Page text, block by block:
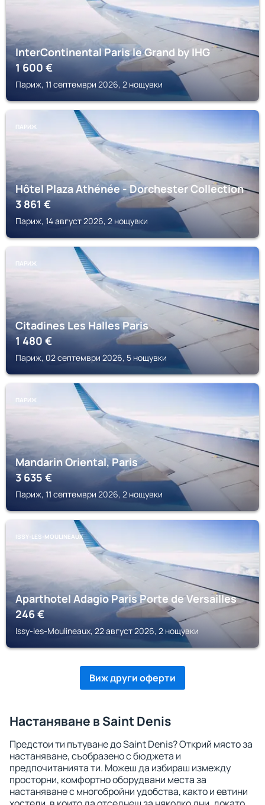
InterContinental Paris le Grand by IHG
1 600€
Париж, 11 септември 2026, 2 нощувки
ПАРИЖ
Hôtel Plaza Athénée - Dorchester Collection
3 861€
Париж, 14 август 2026, 2 нощувки
ПАРИЖ
Citadines Les Halles Paris
1 480€
Париж, 02 септември 2026, 5 нощувки
ПАРИЖ
Mandarin Oriental, Paris
3 635€
Париж, 11 септември 2026, 2 нощувки
ISSY-LES-MOULINEAUX
Aparthotel Adagio Paris Porte de Versailles
246€
Issy-les-Moulineaux, 22 август 2026, 2 нощувки
Виж други оферти
Настаняване в Saint Denis
Предстои ти пътуване до Saint Denis? Открий място за
настаняване, съобразено с бюджета и
предпочитанията ти. Можеш да избираш измежду
просторни, комфортно оборудвани места за
настаняване с многобройни удобства, както и евтини